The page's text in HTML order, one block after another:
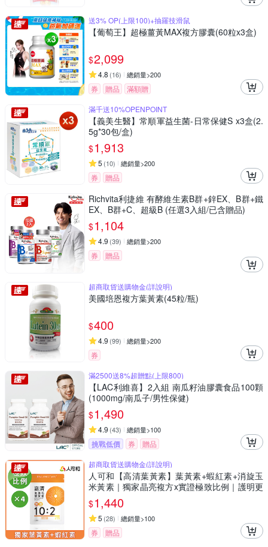
送3% OP(上限100)+抽羅技滑鼠
【葡萄王】超極薑黃MAX複方膠囊(60粒x3盒)
$2,099
4.8 (16) 總銷量>200
券 贈品
滿額贈
滿千送10%OPENPOINT
【義美生醫】常順軍益生菌-日常保健S x3盒(2.
5g*30包/盒)
$1,913
5 (10) 總銷量>200
券 贈品
Richvita利捷維 有酵維生素B群+鋅EX、B群+鐵
EX、B群+C、超級B (任選3入組/已含贈品)
$1,104
4.9 (39) 總銷量>200
券 贈品
超商取貨送購物金(詳說明)
美國培恩複方葉黃素(45粒/瓶)
$400
4.9 (99) 總銷量>200
券
滿2500送8%超贈點(上限800)
【LAC利維喜】2入組 南瓜籽油膠囊食品100顆
(1000mg/南瓜子/男性保健)
$1,490
4.9 (43) 總銷量>100
挑戰低價 券
贈品
超商取貨送購物金(詳說明)
人可和【高清葉黃素】葉黃素+蝦紅素+消旋玉
米黃素｜獨家晶亮複方x實證極致比例｜護明更
勝超視王PPLS｜永豐集團
$1,440
5 (28) 總銷量>100
券 贈品